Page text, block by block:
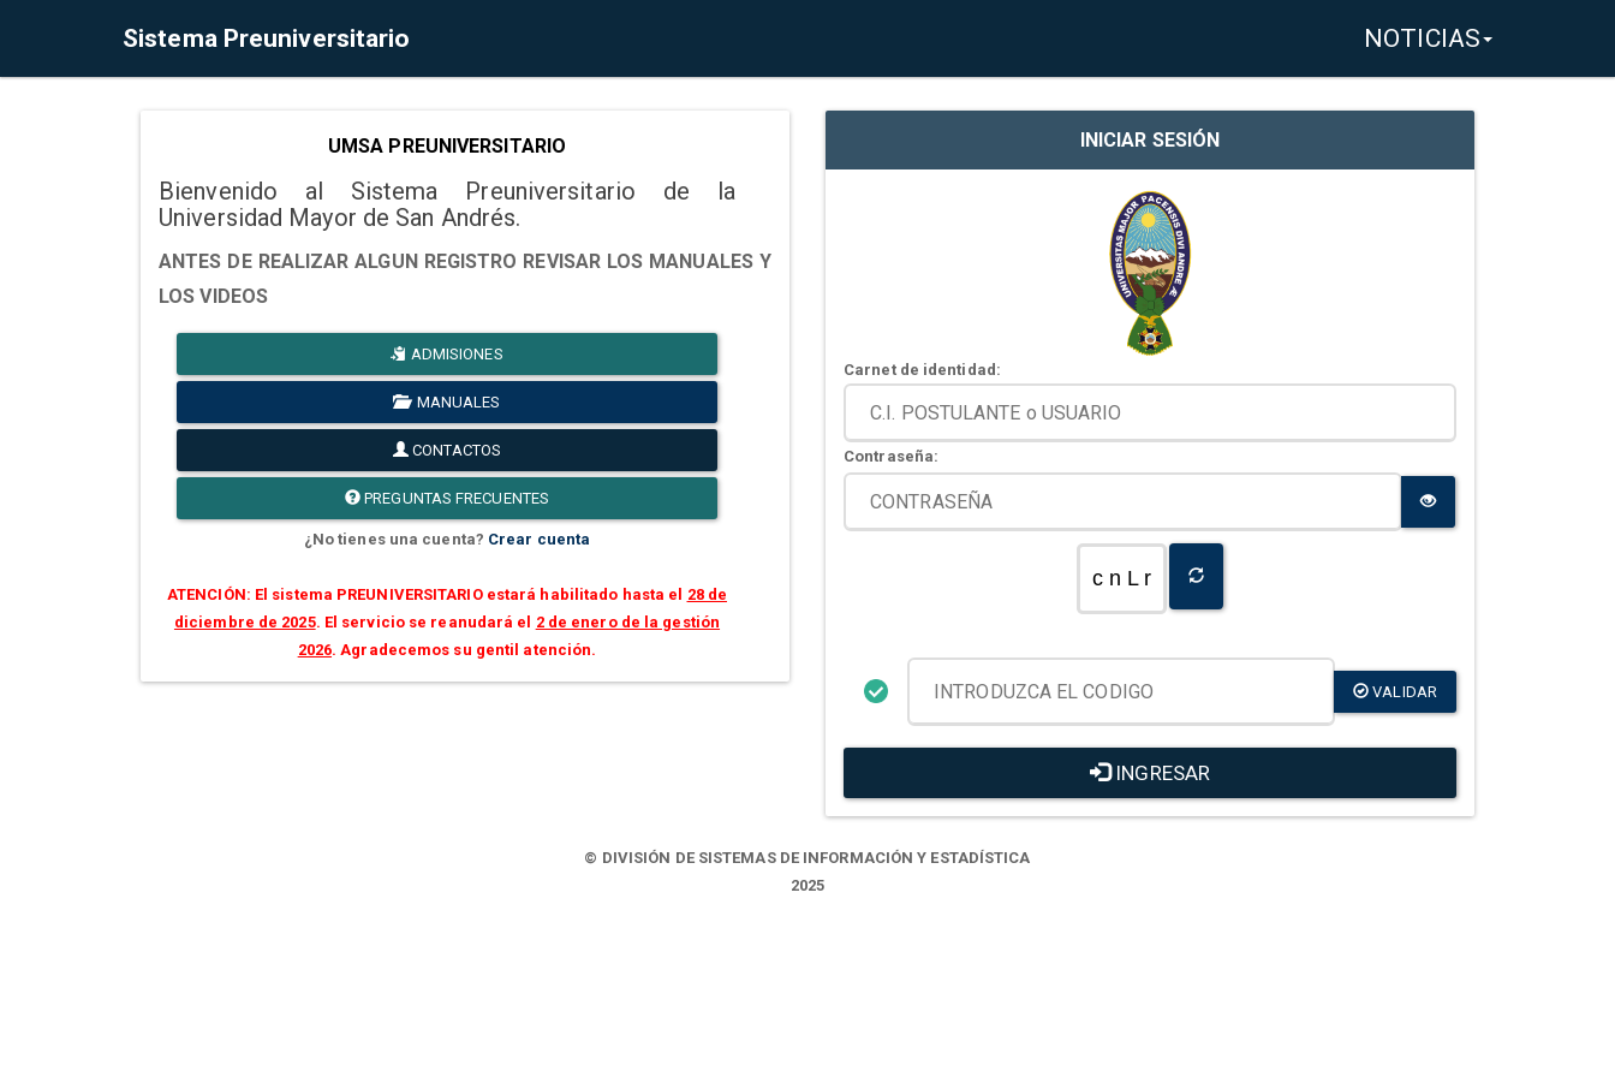
Sistema Preuniversitario NOTICIAS
UMSA PREUNIVERSITARIO
Bienvenido al Sistema Preuniversitario de la
Universidad Mayor de San Andrés.
ANTES DE REALIZAR ALGUN REGISTRO REVISAR LOS MANUALES Y
LOS VIDEOS
ADMISIONES
MANUALES
CONTACTOS
PREGUNTAS FRECUENTES
¿No tienes una cuenta? Crear cuenta
ATENCIÓN: El sistema PREUNIVERSITARIO estará habilitado hasta el 28 de
diciembre de 2025. El servicio se reanudará el 2 de enero de la gestión
2026. Agradecemos su gentil atención.
INICIAR SESIÓN
Carnet de identidad:
Contraseña:
c n L r
VALIDAR
INGRESAR
© DIVISIÓN DE SISTEMAS DE INFORMACIÓN Y ESTADÍSTICA
2025